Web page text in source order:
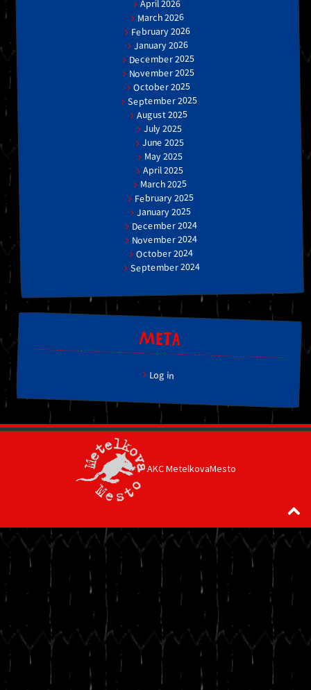
April 2026
March 2026
February 2026
January 2026
December 2025
November 2025
October 2025
September 2025
August 2025
July 2025
June 2025
May 2025
April 2025
March 2025
February 2025
January 2025
December 2024
November 2024
October 2024
September 2024
META
Log in
AKC MetelkovaMesto